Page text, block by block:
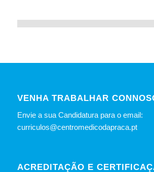
VENHA TRABALHAR
Envie a sua Candidatura para o email:
curriculos@centromedicodapraca.pt
ACREDITAÇÃO E